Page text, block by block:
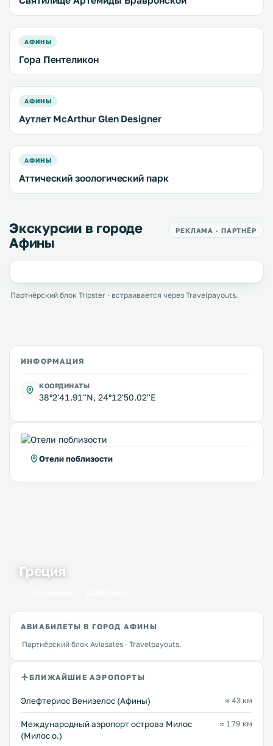
АФИНЫ
Гора Пентеликон
АФИНЫ
Аутлет McArthur Glen Designer
АФИНЫ
Аттический зоологический парк
Экскурсии в городе
Афины
РЕКЛАМА · ПАРТНЁР
Партнёрский блок Tripster · встраивается через Travelpayouts.
ИНФОРМАЦИЯ
КООРДИНАТЫ
38°2'41.91''N, 24°12'50.02''E
Отели поблизости
Греция
АВИАБИЛЕТЫ В ГОРОД АФИНЫ
Партнёрский блок Aviasales · Travelpayouts.
БЛИЖАЙШИЕ АЭРОПОРТЫ
Элефтериос Венизелос (Афины) ≈ 43 км
Междунарoдный аэропорт острова Милос
(Милос о.)
≈ 179 км